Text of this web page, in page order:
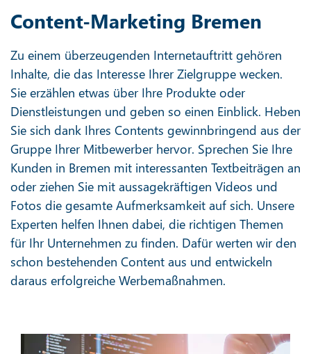
Content-Marketing Bremen
Zu einem überzeugenden Internetauftritt gehören
Inhalte, die das Interesse Ihrer Zielgruppe wecken.
Sie erzählen etwas über Ihre Produkte oder
Dienstleistungen und geben so einen Einblick. Heben
Sie sich dank Ihres Contents gewinnbringend aus der
Gruppe Ihrer Mitbewerber hervor. Sprechen Sie Ihre
Kunden in Bremen mit interessanten Textbeiträgen an
oder ziehen Sie mit aussagekräftigen Videos und
Fotos die gesamte Aufmerksamkeit auf sich. Unsere
Experten helfen Ihnen dabei, die richtigen Themen
für Ihr Unternehmen zu finden. Dafür werten wir den
schon bestehenden Content aus und entwickeln
daraus erfolgreiche Werbemaßnahmen.